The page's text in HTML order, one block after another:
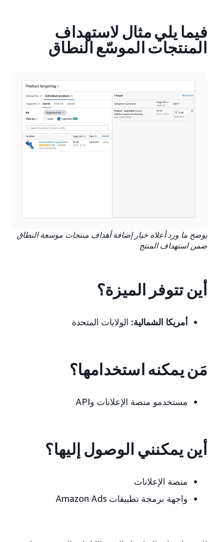
فيما يلي مثال لاستهداف
المنتجات الموسّع النطاق
يوضح ما ورد أعلاه خيار إضافة أهداف منتجات موسعة النطاق
ضمن استهداف المنتج
أين تتوفر الميزة؟
أمريكا الشمالية: الولايات المتحدة
مَن يمكنه استخدامها؟
مستخدمو منصة الإعلانات وAPI
أين يمكنني الوصول إليها؟
منصة الإعلانات
واجهة برمجة تطبيقات Amazon Ads